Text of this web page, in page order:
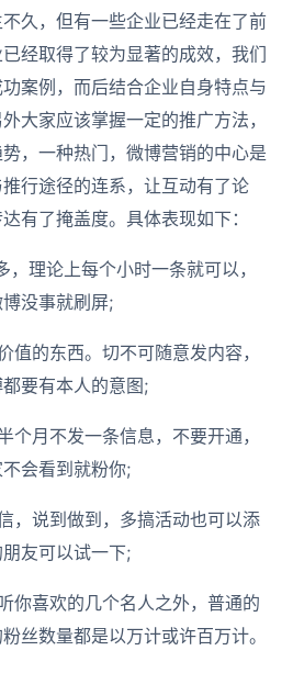
久，但有一些企业已经走在了前
经取得了较为显著的成效，我们
案例，而后结合企业自身特点与
大家应该掌握一定的推广方法，
，一种热门，微博营销的中心是
行途径的连系，让互动有了论
有了掩盖度。具体表现如下：
，理论上每个小时一条就可以，
没事就刷屏;
值的东西。切不可随意发内容，
要有本人的意图;
个月不发一条信息，不要开通，
会看到就粉你;
，说到做到，多搞活动也可以添
友可以试一下;
你喜欢的几个名人之外，普通的
丝数量都是以万计或许百万计。